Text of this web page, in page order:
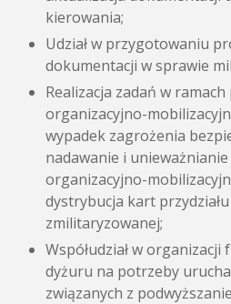
kierowania;
Udział w przygotowaniu
dokumentacji w sprawie
Realizacja zadań w
organizacyjno-
wypadek zagrożenia
nadawanie i unieważnianie
organizacyjno-
dystrybucja kart
zmilitaryzowanej;
Współudział w
dyżuru na potrzeby
związanych z